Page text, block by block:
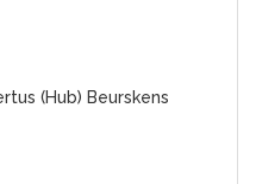
(Hub) Beurskens